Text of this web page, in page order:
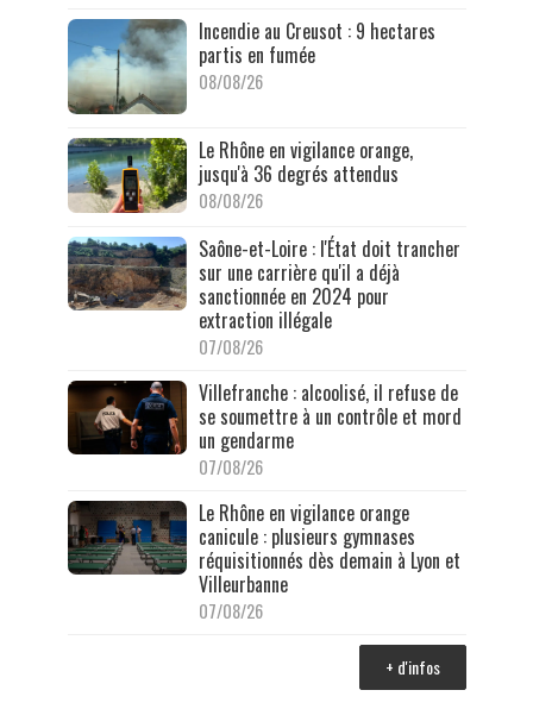
Incendie au Creusot : 9 hectares
partis en fumée
08/08/26
Le Rhône en vigilance orange,
jusqu'à 36 degrés attendus
08/08/26
Saône-et-Loire : l'État doit trancher
sur une carrière qu'il a déjà
sanctionnée en 2024 pour
extraction illégale
07/08/26
Villefranche : alcoolisé, il refuse de
se soumettre à un contrôle et mord
un gendarme
07/08/26
Le Rhône en vigilance orange
canicule : plusieurs gymnases
réquisitionnés dès demain à Lyon et
Villeurbanne
07/08/26
+ d'infos